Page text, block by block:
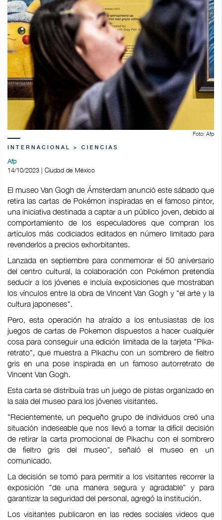
Foto: Afp
INTERNACIONAL > CIENCIAS
Afp
14/10/2023 | Ciudad de México
El museo Van Gogh de Ámsterdam anunció este sábado que
retira las cartas de Pokémon inspiradas en el famoso pintor,
una iniciativa destinada a captar a un público joven, debido al
comportamiento de los especuladores que compran los
artículos más codiciados editados en número limitado para
revenderlos a precios exhorbitantes.
Lanzada en septiembre para conmemorar el 50 aniversario
del centro cultural, la colaboración con Pokémon pretendía
seducir a los jóvenes e incluía exposiciones que mostraban
los vínculos entre la obra de Vincent Van Gogh y "el arte y la
cultura japoneses".
Pero, esta operación ha atraído a los entusiastas de los
juegos de cartas de Pokemon dispuestos a hacer cualquier
cosa para conseguir una edición limitada de la tarjeta "Pika-
retrato", que muestra a Pikachu con un sombrero de fieltro
gris en una pose inspirada en un famoso autorretrato de
Vincent Van Gogh.
Esta carta se distribuía tras un juego de pistas organizado en
la sala del museo para los jóvenes visitantes.
"Recientemente, un pequeño grupo de individuos creó una
situación indeseable que nos llevó a tomar la difícil decisión
de retirar la carta promocional de Pikachu con el sombrero
de fieltro gris del museo", señaló el museo en un
comunicado.
La decisión se tomó para permitir a los visitantes recorrer la
exposición "de una manera segura y agradable" y para
garantizar la seguridad del personal, agregó la institución.
Los visitantes publicaron en las redes sociales videos que